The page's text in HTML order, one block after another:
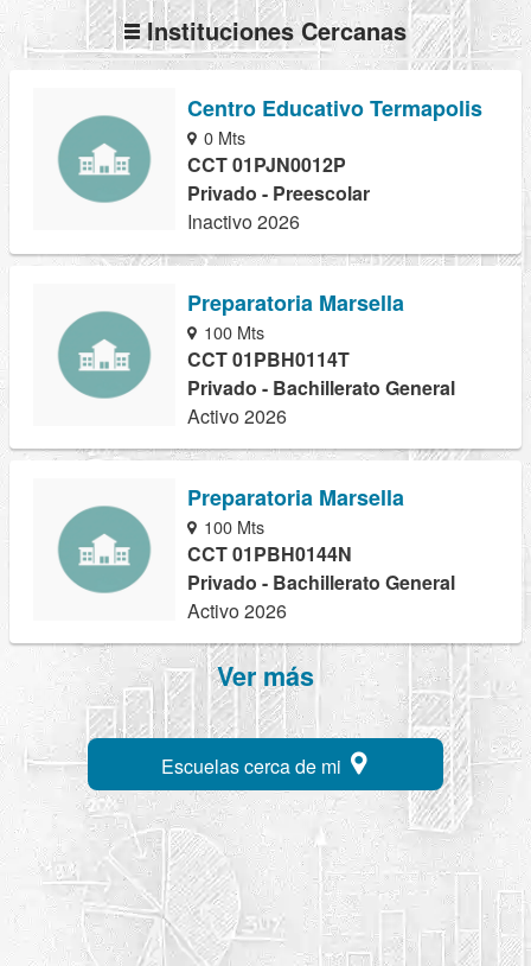
Instituciones Cercanas
Centro Educativo Termapolis
0 Mts
CCT 01PJN0012P
Privado - Preescolar
Inactivo 2026
Preparatoria Marsella
100 Mts
CCT 01PBH0114T
Privado - Bachillerato General
Activo 2026
Preparatoria Marsella
100 Mts
CCT 01PBH0144N
Privado - Bachillerato General
Activo 2026
Ver más
Escuelas cerca de mi